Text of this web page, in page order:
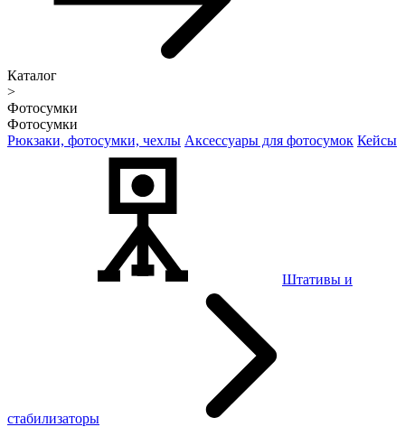
Каталог
>
Фотосумки
Фотосумки
Рюкзаки, фотосумки, чехлы Аксессуары для фотосумок Кейсы
Штативы и
стабилизаторы